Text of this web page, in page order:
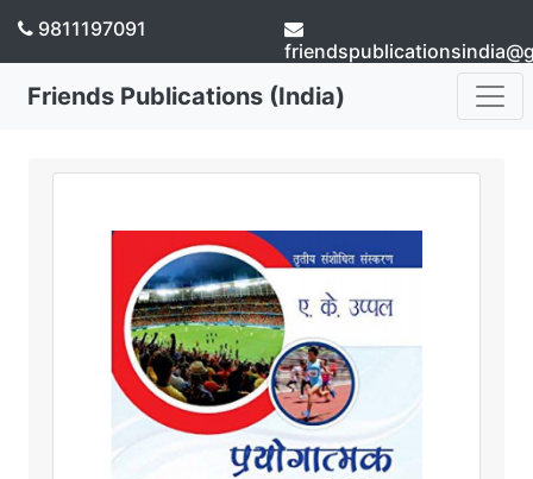
9811197091
Friends Publications (India)